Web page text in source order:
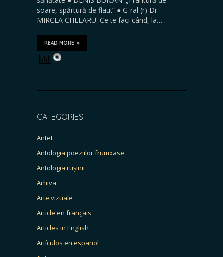
soare, spărtură de flaut” ● G-ral (r) Dr.
MIRCEA CHELARU. Ce te faci când, la…
READ MORE
CATEGORIES
Antet
Antologia poeziilor frumoase
Antologia rușinii
Arhiva
Arte vizuale
Article en français
Articles in English
Artículos en español